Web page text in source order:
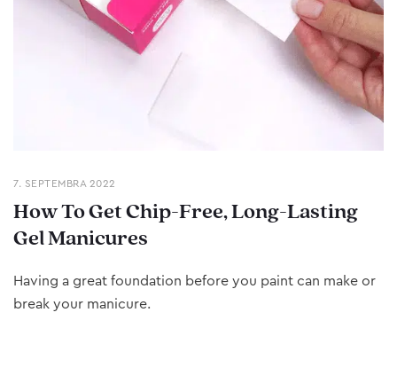
7. SEPTEMBRA 2022
How To Get Chip-Free, Long-Lasting
Gel Manicures
Having a great foundation before you paint can make or
break your manicure.